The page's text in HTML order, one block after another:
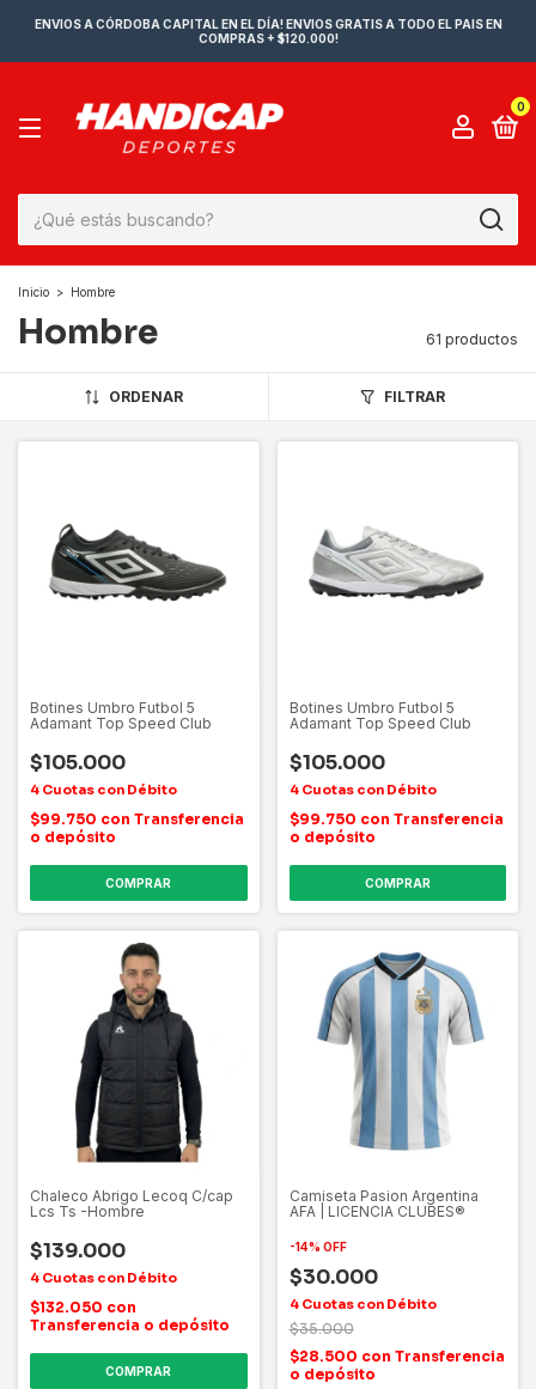
ENVIOS A CÓRDOBA CAPITAL EN EL DÍA! ENVIOS GRATIS A TODO EL PAIS EN
COMPRAS + $120.000!
0
Inicio > Hombre
Hombre 61 productos
ORDENAR FILTRAR
Botines Umbro Futbol 5
Adamant Top Speed Club
$105.000
$99.750 con Transferencia
o depósito
COMPRAR
Botines Umbro Futbol 5
Adamant Top Speed Club
$105.000
$99.750 con Transferencia
o depósito
COMPRAR
Chaleco Abrigo Lecoq C/cap
Lcs Ts -Hombre
$139.000
$132.050 con
Transferencia o depósito
COMPRAR
Camiseta Pasion Argentina
AFA | LICENCIA CLUBES®
-14% OFF
$30.000
$35.000
$28.500 con Transferencia
o depósito